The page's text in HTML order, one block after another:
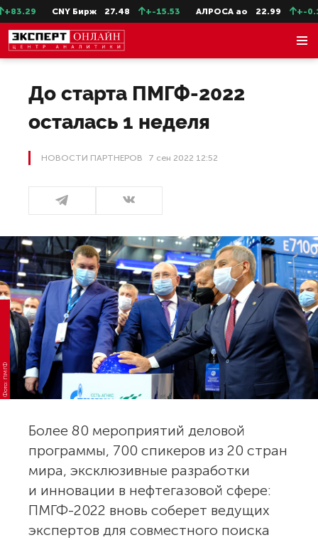
CNY Бирж 27.48 +-15.53 АЛРОСА ао 22.99 +-0.11
До старта ПМГФ-2022
осталась 1 неделя
НОВОСТИ ПАРТНЕРОВ 7 сен 2022 12:52
Фото: ПМГФ
Более 80 мероприятий деловой
программы, 700 спикеров из 20 стран
мира, эксклюзивные разработки
и инновации в нефтегазовой сфере:
ПМГФ-2022 вновь соберет ведущих
экспертов для совместного поиска